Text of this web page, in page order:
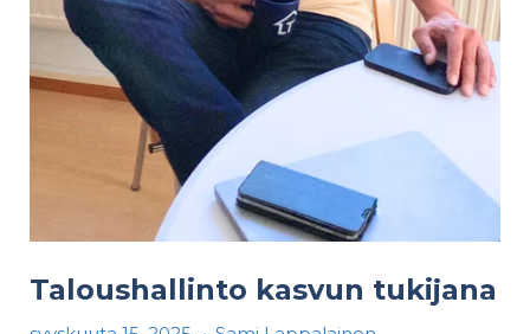
Taloushallinto kasvun tukijana